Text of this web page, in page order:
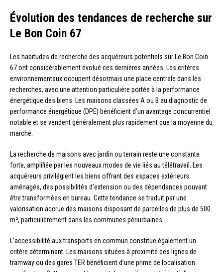
Évolution des tendances de recherche sur
Le Bon Coin 67
Les habitudes de recherche des acquéreurs potentiels sur Le Bon Coin
67 ont considérablement évolué ces dernières années. Les critères
environnementaux occupent désormais une place centrale dans les
recherches, avec une attention particulière portée à la performance
énergétique des biens. Les maisons classées A ou B au diagnostic de
performance énergétique (DPE) bénéficient d’un avantage concurrentiel
notable et se vendent généralement plus rapidement que la moyenne du
marché.
La recherche de maisons avec jardin ou terrain reste une constante
forte, amplifiée par les nouveaux modes de vie liés au télétravail. Les
acquéreurs privilégient les biens offrant des espaces extérieurs
aménagés, des possibilités d’extension ou des dépendances pouvant
être transformées en bureau. Cette tendance se traduit par une
valorisation accrue des maisons disposant de parcelles de plus de 500
m², particulièrement dans les communes périurbaines.
L’accessibilité aux transports en commun constitue également un
critère déterminant. Les maisons situées à proximité des lignes de
tramway ou des gares TER bénéficient d’une prime de localisation